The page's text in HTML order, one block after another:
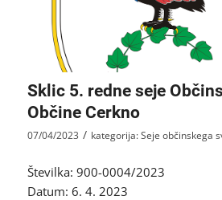
Sklic 5. redne seje
Občine Cerkno
07/04/2023 / kategorija:Seje občinskega
Številka: 900-0004/2023
Datum: 6. 4. 2023